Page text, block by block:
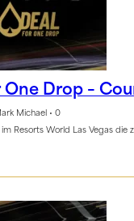
One Drop –
Michael • 0
Resorts World Las Vegas